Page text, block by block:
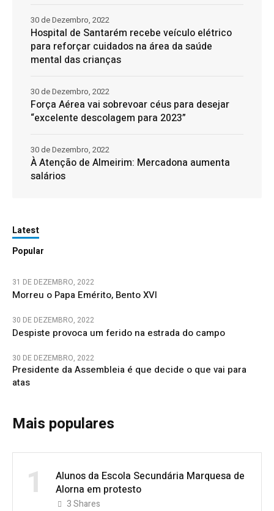
Hospital de Santarém recebe veículo elétrico
para reforçar cuidados na área da saúde
mental das crianças
30 de Dezembro, 2022
Força Aérea vai sobrevoar céus para desejar
“excelente descolagem para 2023”
30 de Dezembro, 2022
À Atenção de Almeirim: Mercadona aumenta
salários
30 de Dezembro, 2022
Latest
Popular
31 DE DEZEMBRO, 2022
Morreu o Papa Emérito, Bento XVI
30 DE DEZEMBRO, 2022
Despiste provoca um ferido na estrada do campo
30 DE DEZEMBRO, 2022
Presidente da Assembleia é que decide o que vai para
atas
Mais populares
1
Alunos da Escola Secundária Marquesa de
Alorna em protesto
3Shares